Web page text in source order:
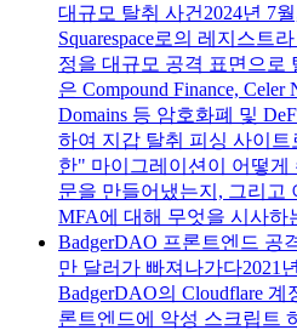
대규모 탈취 사건 2024년 7
Squarespace로의 레지스트
정을 대규모 공격 표면으로
은 Compound Finance, Celer
Domains 등 암호화폐 및
하여 지갑 탈취 피싱 사이
한" 마이그레이션이 어떻
문을 만들어냈는지, 그리고
MFA에 대해 무엇을 시사하
BadgerDAO 프론트엔드 공
만 달러가 빠져나가다2021
BadgerDAO의 Cloudflare
론트엔드에 악성 스크립트